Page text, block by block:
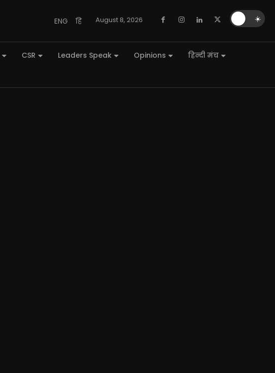
ENG हि August 8, 2026
CSR Leaders Speak Opinions
हिन्दी मंच
☀️